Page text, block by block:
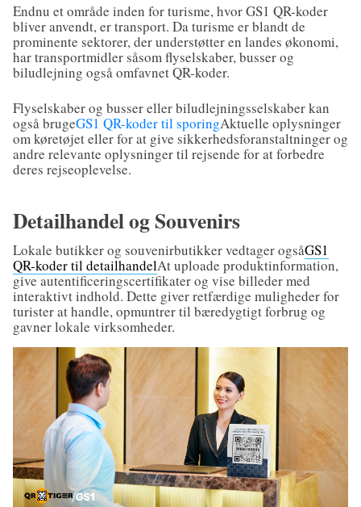
Endnu et område inden for turisme, hvor GS1 QR-koder
bliver anvendt, er transport. Da turisme er blandt de
prominente sektorer, der understøtter en landes økonomi,
har transportmidler såsom flyselskaber, busser og
biludlejning også omfavnet QR-koder.
Flyselskaber og busser eller biludlejningsselskaber kan
også brugeGS1 QR-koder til sporingAktuelle oplysninger
om køretøjet eller for at give sikkerhedsforanstaltninger og
andre relevante oplysninger til rejsende for at forbedre
deres rejseoplevelse.
Detailhandel og Souvenirs
Lokale butikker og souvenirbutikker vedtager ogsåGS1
QR-koder til detailhandelAt uploade produktinformation,
give autentificeringscertifikater og vise billeder med
interaktivt indhold. Dette giver retfærdige muligheder for
turister at handle, opmuntrer til bæredygtigt forbrug og
gavner lokale virksomheder.